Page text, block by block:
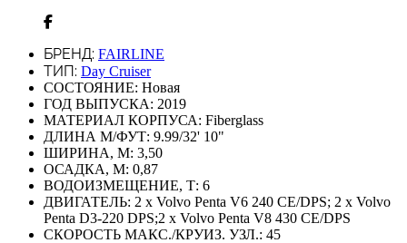
БРЕНД: FAIRLINE
ТИП: Day Cruiser
СОСТОЯНИЕ: Новая
ГОД ВЫПУСКА: 2019
МАТЕРИАЛ КОРПУСА: Fiberglass
ДЛИНА М/ФУТ: 9.99/32' 10"
ШИРИНА, М: 3,50
ОСАДКА, М: 0,87
ВОДОИЗМЕЩЕНИЕ, Т: 6
ДВИГАТЕЛЬ: 2 x Volvo Penta V6 240 CE/DPS; 2 x Volvo
Penta D3-220 DPS;2 x Volvo Penta V8 430 CE/DPS
СКОРОСТЬ МАКС./КРУИЗ. УЗЛ.: 45